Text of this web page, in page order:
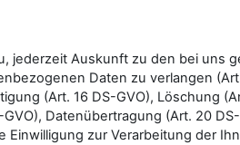
jederzeit Auskunft zu den bei uns
Daten zu verlangen
(Art. 16 DS-GVO), Löschung
Datenübertragung (Art. 20
Einwilligung zur Verarbeitung der